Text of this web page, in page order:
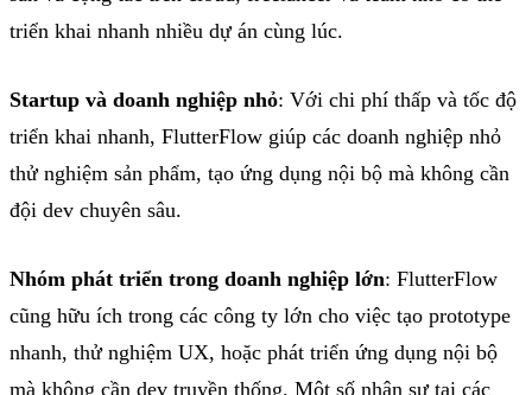
triển khai nhanh nhiều dự án cùng lúc.
Startup và doanh nghiệp nhỏ: Với chi phí thấp và tốc độ
triển khai nhanh, FlutterFlow giúp các doanh nghiệp nhỏ
thử nghiệm sản phẩm, tạo ứng dụng nội bộ mà không cần
đội dev chuyên sâu.
Nhóm phát triển trong doanh nghiệp lớn: FlutterFlow
cũng hữu ích trong các công ty lớn cho việc tạo prototype
nhanh, thử nghiệm UX, hoặc phát triển ứng dụng nội bộ
mà không cần dev truyền thống. Một số nhân sự tại các